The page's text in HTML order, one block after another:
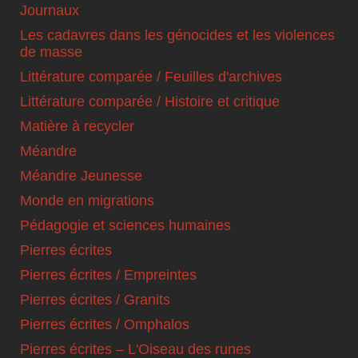
Journaux
Les cadavres dans les génocides et les violences
de masse
Littérature comparée / Feuilles d'archives
Littérature comparée / Histoire et critique
Matière à recycler
Méandre
Méandre Jeunesse
Monde en migrations
Pédagogie et sciences humaines
Pierres écrites
Pierres écrites / Empreintes
Pierres écrites / Granits
Pierres écrites / Omphalos
Pierres écrites – L'Oiseau des runes